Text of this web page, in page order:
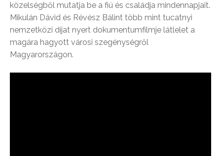
közelségből mutatja be a fiú és családja mindennapjait.
Mikulán Dávid és Révész Bálint több mint tucatnyi
nemzetközi díjat nyert dokumentumfilmje látlelet a
magára hagyott városi szegénységről
Magyarországon.